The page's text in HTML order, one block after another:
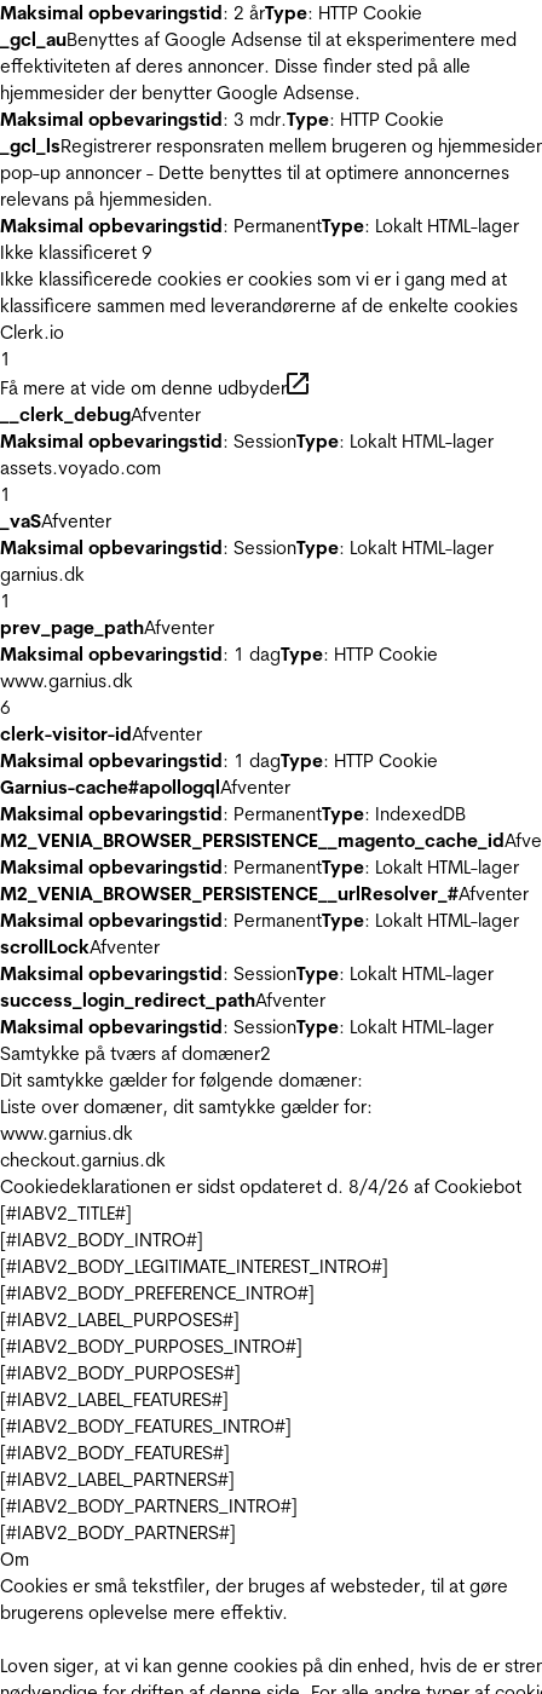
Maksimal opbevaringstid: 2 årType: HTTP Cookie
_gcl_auBenyttes af Google Adsense til at eksperimentere med
effektiviteten af deres annoncer. Disse finder sted på alle
hjemmesider der benytter Google Adsense.
Maksimal opbevaringstid: 3 mdr.Type: HTTP Cookie
_gcl_lsRegistrerer responsraten mellem brugeren og
pop-up annoncer - Dette benyttes til at optimere annoncernes
relevans på hjemmesiden.
Maksimal opbevaringstid: PermanentType: Lokalt HTML-lager
Ikke klassificeret 9
Ikke klassificerede cookies er cookies som vi er i gang med at
klassificere sammen med leverandørerne af de enkelte cookies
Clerk.io
1
Få mere at vide om denne udbyder
__clerk_debugAfventer
Maksimal opbevaringstid: SessionType: Lokalt HTML-lager
assets.voyado.com
1
_vaSAfventer
Maksimal opbevaringstid: SessionType: Lokalt HTML-lager
garnius.dk
1
prev_page_pathAfventer
Maksimal opbevaringstid: 1 dagType: HTTP Cookie
www.garnius.dk
6
clerk-visitor-idAfventer
Maksimal opbevaringstid: 1 dagType: HTTP Cookie
Garnius-cache#apollogqlAfventer
Maksimal opbevaringstid: PermanentType: IndexedDB
M2_VENIA_BROWSER_PERSISTENCE__magento_cache_id
Maksimal opbevaringstid: PermanentType: Lokalt HTML-lager
M2_VENIA_BROWSER_PERSISTENCE__urlResolver_#Afventer
Maksimal opbevaringstid: PermanentType: Lokalt HTML-lager
scrollLockAfventer
Maksimal opbevaringstid: SessionType: Lokalt HTML-lager
success_login_redirect_pathAfventer
Maksimal opbevaringstid: SessionType: Lokalt HTML-lager
Samtykke på tværs af domæner2
Dit samtykke gælder for følgende domæner:
Liste over domæner, dit samtykke gælder for:
www.garnius.dk
checkout.garnius.dk
Cookiedeklarationen er sidst opdateret d. 8/4/26 af Cookiebot
[#IABV2_TITLE#]
[#IABV2_BODY_INTRO#]
[#IABV2_BODY_LEGITIMATE_INTEREST_INTRO#]
[#IABV2_BODY_PREFERENCE_INTRO#]
[#IABV2_LABEL_PURPOSES#]
[#IABV2_BODY_PURPOSES_INTRO#]
[#IABV2_BODY_PURPOSES#]
[#IABV2_LABEL_FEATURES#]
[#IABV2_BODY_FEATURES_INTRO#]
[#IABV2_BODY_FEATURES#]
[#IABV2_LABEL_PARTNERS#]
[#IABV2_BODY_PARTNERS_INTRO#]
[#IABV2_BODY_PARTNERS#]
Om
Cookies er små tekstfiler, der bruges af websteder, til at gøre
brugerens oplevelse mere effektiv.
Loven siger, at vi kan genne cookies på din enhed, hvis de er